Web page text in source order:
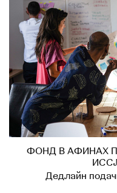
ФОНД В АФИНАХ
Дедлайн